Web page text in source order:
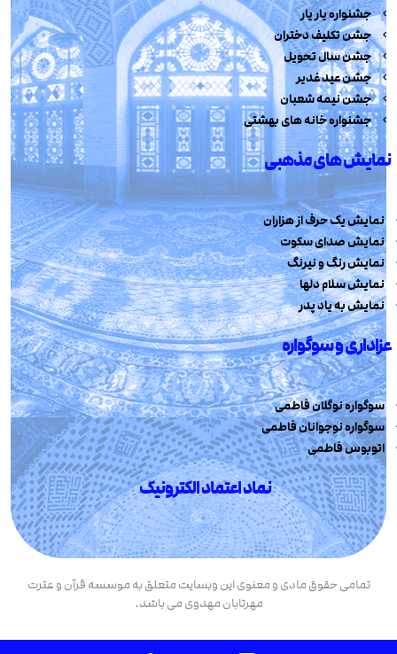
جشنواره یار یار
جشن تکلیف دختران
جشن سال تحویل
جشن عید غدیر
جشن نیمه شعبان
جشنواره خانه های بهشتی
نمایش های مذهبی
نمایش یک حرف از هزاران
نمایش صدای سکوت
نمایش رنگ و نیرنگ
نمایش سلام دلها
نمایش به یاد پدر
عزاداری و سوگواره
سوگواره نوگلان فاطمی
سوگواره نوجوانان فاطمی
اتوبوس فاطمی
نماد اعتماد الکترونیک
تمامی حقوق مادی و معنوی این وبسایت متعلق به موسسه قرآن و عترت
مهرتابان مهدوی می باشد.